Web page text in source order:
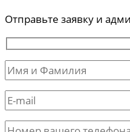
Отправьте заявку и